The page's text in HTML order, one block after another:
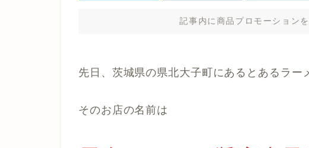
記事内に商品プロモーション
先日、茨城県の県北大子町にあるとあるラー
そのお店の名前は